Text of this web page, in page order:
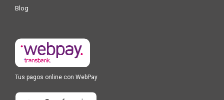
Blog
Tus pagos online con WebPay